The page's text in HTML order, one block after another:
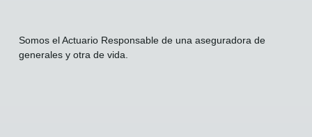
Somos el Actuario Responsable de una aseguradora de
generales y otra de vida.